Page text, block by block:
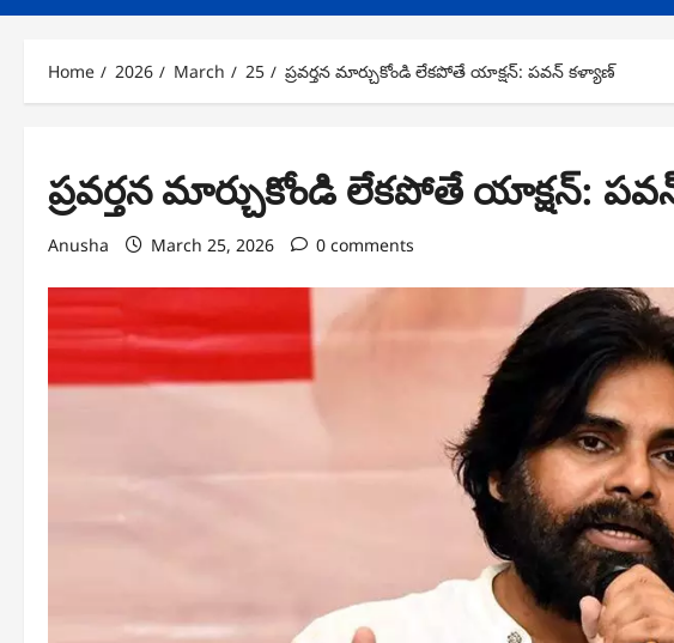
Home 2026 March 25 ప్రవర్తన మార్చుకోండి లేకపోతే యాక్షన్: పవన్ కళ్యాణ్
ప్రవర్తన మార్చుకోండి లేకపోతే యాక్షన్:
Anusha March 25, 2026 0 comments